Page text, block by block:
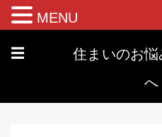
☰
住まいのお
へ
MENU